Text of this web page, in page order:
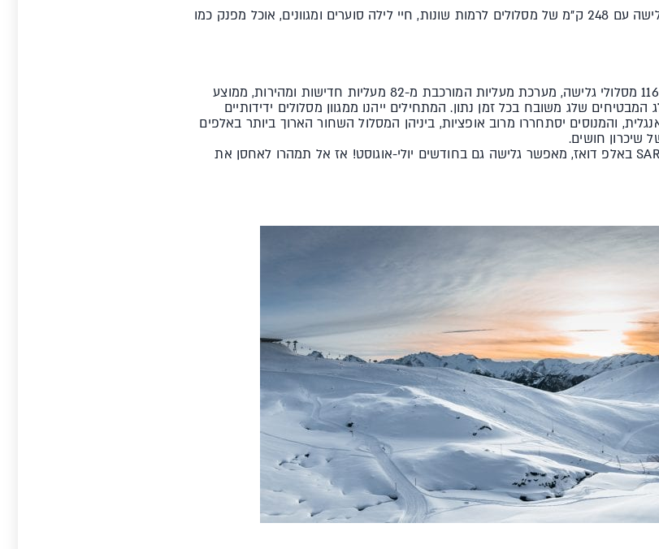
אחד האתרים הגבוהים באירופה, מציע מרחב גלישה עם 248 ק"מ של מסלולים לרמות שונות, חיי לילה סוערים ומגוונים, אוכל מפנק כמו
מרחב הגלישה המשתרע לאורך 248 ק"מ, כולל 116 מסלולי גלישה, מערכת מעליות המורכבת מ-82 מעליות חדישות ומהירות, ממוצע
ולמעלה מ-850 תותחי שלג המבטיחים שלג משובח בכל זמן נתון. המתחילים ייהנו ממגוון מסלולים ידידותיים
והמנוסים יסתחררו מרוב אופציות, ביניהן המסלול השחור הארוך ביותר באלפים
המכורים מבינכם ישמחו לשמוע, שקרחון SARENNE באלפ דואז, מאפשר גלישה גם בחודשים יולי-אוגוסט! אז אל תמהרו לאחסן את